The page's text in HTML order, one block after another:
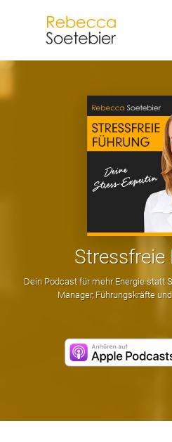
Stressfreie
Dein Podcast für mehr Energie statt
Manager, Führungskräfte